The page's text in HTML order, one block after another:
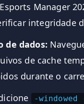
Manager
integridade
de dados:
de cache
durante o
-windowed